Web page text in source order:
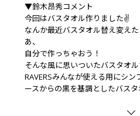
▼鈴木昂秀コメント
今回はバスタオル作りました✌
なんか最近バスタオル替え変え
あ、
自分で作っちゃおう！
そんな風に思いついたバスタオル
RAVERSみんなが使える用にシン
ースからの黒を基調としたバス